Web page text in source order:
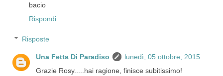
bacio
Rispondi
Risposte
Una Fetta Di Paradiso
lunedì, 05 ottobre, 2015
Grazie Rosy.....hai ragione, finisce subitissimo!